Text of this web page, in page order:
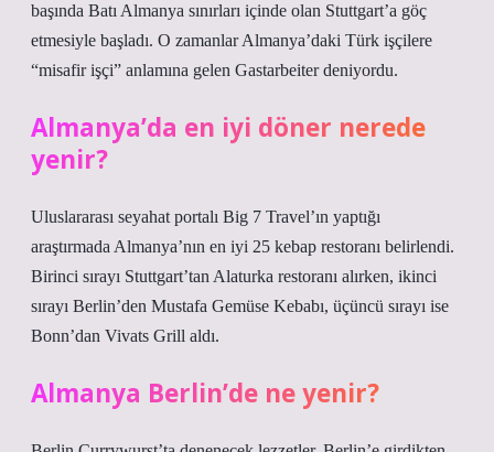
başında Batı Almanya sınırları içinde olan Stuttgart’a göç
etmesiyle başladı. O zamanlar Almanya’daki Türk işçilere
“misafir işçi” anlamına gelen Gastarbeiter deniyordu.
Almanya’da en iyi döner nerede
yenir?
Uluslararası seyahat portalı Big 7 Travel’ın yaptığı
araştırmada Almanya’nın en iyi 25 kebap restoranı belirlendi.
Birinci sırayı Stuttgart’tan Alaturka restoranı alırken, ikinci
sırayı Berlin’den Mustafa Gemüse Kebabı, üçüncü sırayı ise
Bonn’dan Vivats Grill aldı.
Almanya Berlin’de ne yenir?